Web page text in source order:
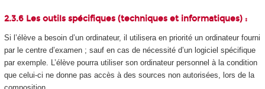
2.3.6 Les outils spécifiques (techniques et informatiques) :
Si l’élève a besoin d’un ordinateur, il utilisera en priorité un ordinateur fourni
par le centre d’examen ; sauf en cas de nécessité d’un logiciel spécifique
par exemple. L’élève pourra utiliser son ordinateur personnel à la condition
que celui-ci ne donne pas accès à des sources non autorisées, lors de la